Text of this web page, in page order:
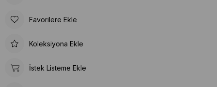
Favorilere Ekle
Koleksiyona Ekle
İstek Listeme Ekle